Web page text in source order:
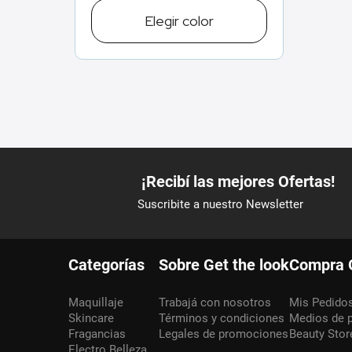
Elegircolor
Categorías
Maquillaje
Skincare
Fragancias
Sobre Get the look
Trabajá con nosotros
Términos y condiciones
Legales de promociones
Compra
Mis
Medios de
Beauty